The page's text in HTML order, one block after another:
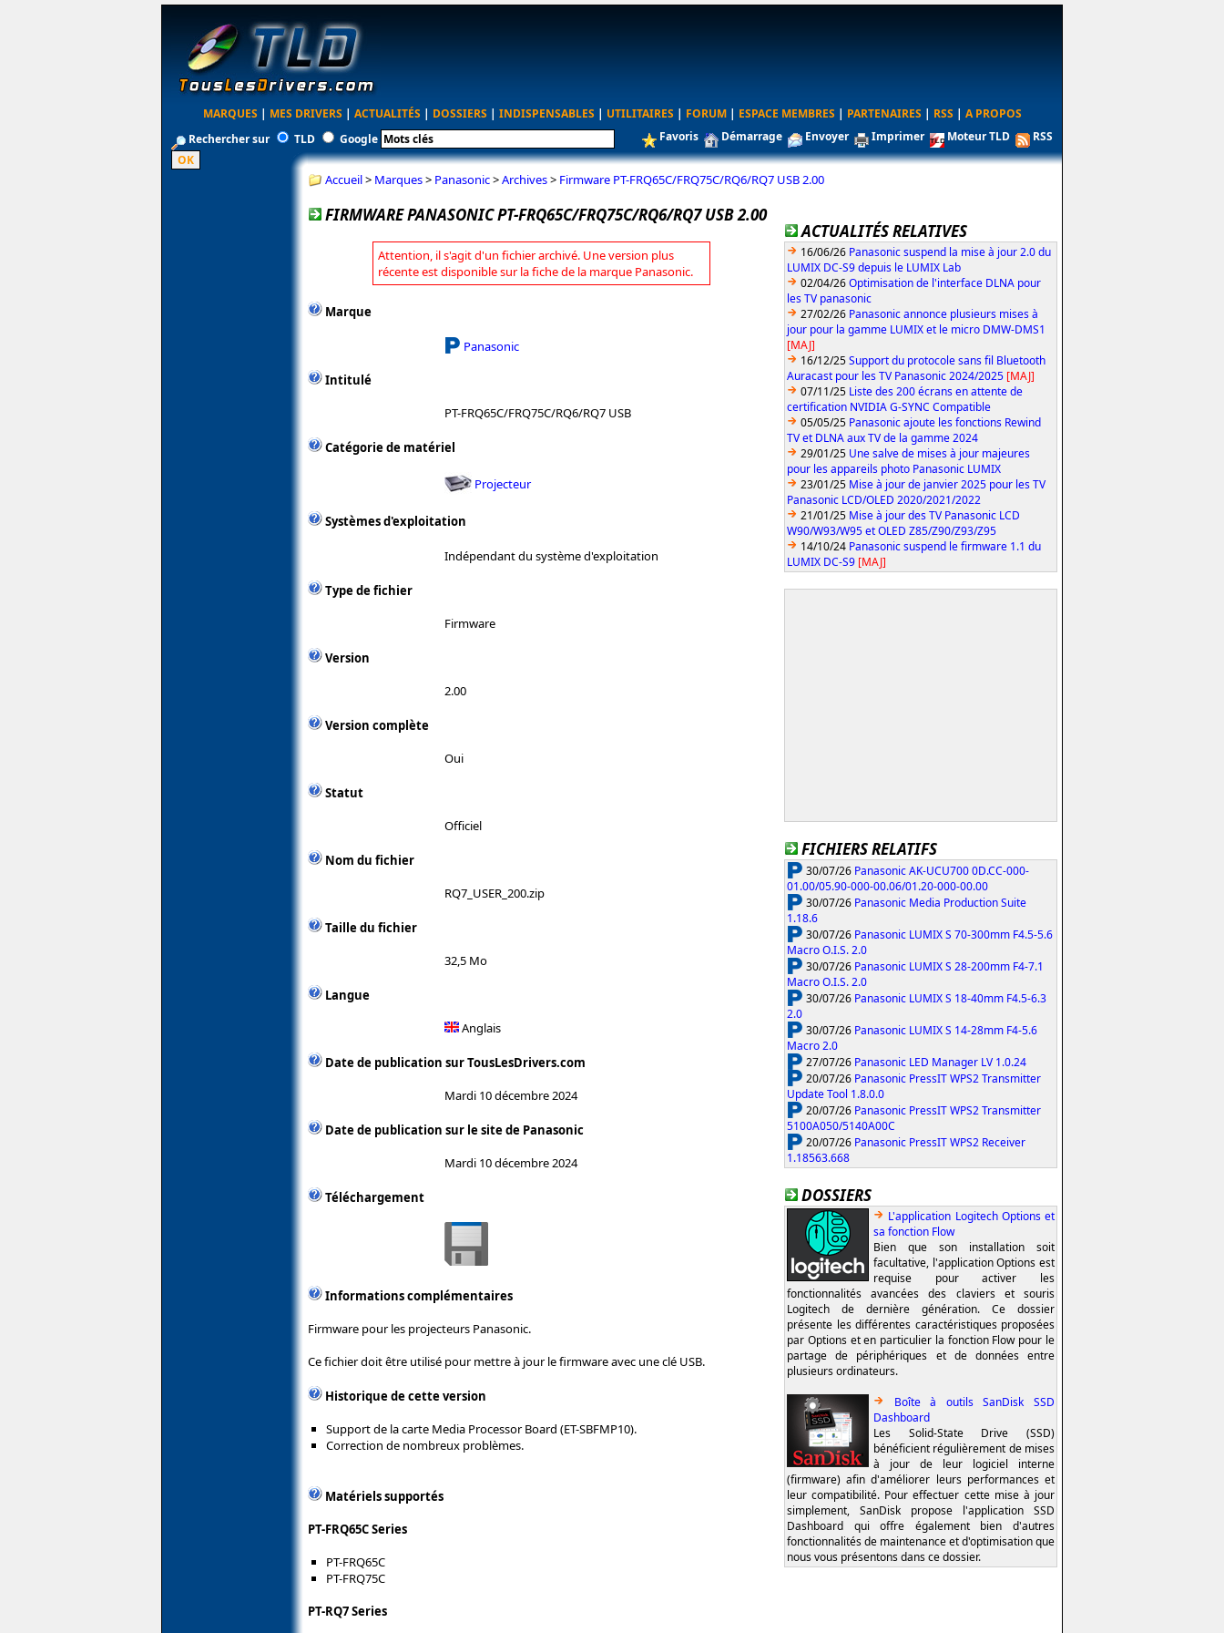
MARQUES | MES DRIVERS | ACTUALITÉS | DOSSIERS | INDISPENSABLES | UTILITAIRES | FORUM | ESPACE MEMBRES | PARTENAIRES | RSS | A PROPOS
Rechercher sur
TLD Google Favoris Démarrage Envoyer Imprimer Moteur TLD RSS
Accueil> Marques> Panasonic>Archives> Firmware PT-FRQ65C/FRQ75C/RQ6/RQ7 USB 2.00
FIRMWARE PANASONIC PT-FRQ65C/FRQ75C/RQ6/RQ7 USB 2.00
Attention, il s'agit d'un fichier archivé. Une version plus
récente est disponible sur la fiche de la marque Panasonic.
Marque
Panasonic
Intitulé
PT-FRQ65C/FRQ75C/RQ6/RQ7 USB
Catégorie de matériel
Projecteur
Systèmes d'exploitation
Indépendant du système d'exploitation
Type de fichier
Firmware
Version
2.00
Version complète
Oui
Statut
Officiel
Nom du fichier
RQ7_USER_200.zip
Taille du fichier
32,5 Mo
Langue
Anglais
Date de publication sur TousLesDrivers.com
Mardi 10 décembre 2024
Date de publication sur le site de Panasonic
Mardi 10 décembre 2024
Téléchargement
Informations complémentaires
Firmware pour les projecteurs Panasonic.
Ce fichier doit être utilisé pour mettre à jour le firmware avec une clé USB.
Historique de cette version
Support de la carte Media Processor Board (ET-SBFMP10).
Correction de nombreux problèmes.
Matériels supportés
PT-FRQ65C Series
PT-FRQ65C
PT-FRQ75C
PT-RQ7 Series
ACTUALITÉS RELATIVES
16/06/26 Panasonic suspend la mise à jour 2.0 du
LUMIX DC-S9 depuis le LUMIX Lab
02/04/26Optimisation de l'interface DLNA pour
les TV panasonic
27/02/26 Panasonic annonce plusieurs mises à
jour pour la gamme LUMIX et le micro DMW-DMS1
[MAJ]
16/12/25Support du protocole sans fil Bluetooth
Auracast pour les TV Panasonic 2024/2025 [MAJ]
07/11/25 Liste des 200 écrans en attente de
certification NVIDIA G-SYNC Compatible
05/05/25 Panasonic ajoute les fonctions Rewind
TV et DLNA aux TV de la gamme 2024
29/01/25 Une salve de mises à jour majeures
pour les appareils photo Panasonic LUMIX
23/01/25 Mise à jour de janvier 2025 pour les TV
Panasonic LCD/OLED 2020/2021/2022
21/01/25 Mise à jour des TV Panasonic LCD
W90/W93/W95 et OLED Z85/Z90/Z93/Z95
14/10/24 Panasonic suspend le firmware 1.1 du
LUMIX DC-S9 [MAJ]
FICHIERS RELATIFS
30/07/26 Panasonic AK-UCU700 0D.CC-000-
01.00/05.90-000-00.06/01.20-000-00.00
30/07/26 Panasonic Media Production Suite
1.18.6
30/07/26 Panasonic LUMIX S 70-300mm F4.5-5.6
Macro O.I.S. 2.0
30/07/26 Panasonic LUMIX S 28-200mm F4-7.1
Macro O.I.S. 2.0
30/07/26 Panasonic LUMIX S 18-40mm F4.5-6.3
2.0
30/07/26 Panasonic LUMIX S 14-28mm F4-5.6
Macro 2.0
27/07/26 Panasonic LED Manager LV 1.0.24
20/07/26 Panasonic PressIT WPS2 Transmitter
Update Tool 1.8.0.0
20/07/26 Panasonic PressIT WPS2 Transmitter
5100A050/5140A00C
20/07/26 Panasonic PressIT WPS2 Receiver
1.18563.668
DOSSIERS
L'application Logitech Options et
sa fonction Flow
Bien que son installation soit
facultative, l'application Options est
requise pour activer les
fonctionnalités avancées des claviers et souris
Logitech de dernière génération. Ce dossier
présente les différentes caractéristiques proposées
par Options et en particulier la fonction Flow pour le
partage de périphériques et de données entre
plusieurs ordinateurs.
Boîte à outils SanDisk SSD
Dashboard
Les Solid-State Drive (SSD)
bénéficient régulièrement de mises
à jour de leur logiciel interne
(firmware) afin d'améliorer leurs performances et
leur compatibilité. Pour effectuer cette mise à jour
simplement, SanDisk propose l'application SSD
Dashboard qui offre également bien d'autres
fonctionnalités de maintenance et d'optimisation que
nous vous présentons dans ce dossier.